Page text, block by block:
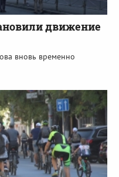
движение
вновь временно